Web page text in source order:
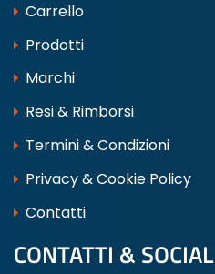
Carrello
Prodotti
Marchi
Resi & Rimborsi
Termini & Condizioni
Privacy & Cookie Policy
Contatti
CONTATTI & SOCIAL